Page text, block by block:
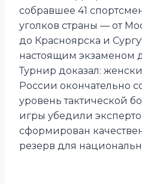
собравшее 41
уголков страны — от
до Красноярска и
настоящим экзаменом
Турнир доказал:
России окончательно
уровень тактической
игры убедили
сформирован
резерв для